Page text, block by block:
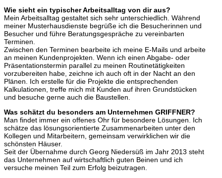
Wie sieht ein typischer Arbeitsalltag von dir aus?
Mein Arbeitsalltag gestaltet sich sehr unterschiedlich. Während
meiner Musterhausdienste begrüße ich die Besucherinnen und
Besucher und führe Beratungsgespräche zu vereinbarten
Terminen.
Zwischen den Terminen bearbeite ich meine E-Mails und arbeite
an meinen Kundenprojekten. Wenn ich einen Abgabe- oder
Präsentationstermin parallel zu meinen Routinetätigkeiten
vorzubereiten habe, zeichne ich auch oft in der Nacht an den
Plänen. Ich erstelle für die Projekte die entsprechenden
Kalkulationen, treffe mich mit Kunden auf ihren Grundstücken
und besuche gerne auch die Baustellen.
Was schätzt du besonders am Unternehmen GRIFFNER?
Man findet immer ein offenes Ohr für besondere Lösungen. Ich
schätze das lösungsorientierte Zusammenarbeiten unter den
Kollegen und Mitarbeitern, gemeinsam verwirklichen wir die
schönsten Häuser.
Seit der Übernahme durch Georg Niedersüß im Jahr 2013 steht
das Unternehmen auf wirtschaftlich guten Beinen und ich
versuche meinen Teil zum Erfolg beizutragen.